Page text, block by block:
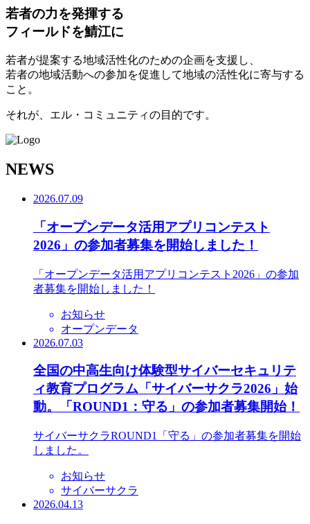
若者の力を発揮する
フィールドを鯖江に
若者が提案する地域活性化のための企画を支援し、
若者の地域活動への参加を促進して地域の活性化に寄与する
こと。
それが、エル・コミュニティの目的です。
NEWS
2026.07.09
「オープンデータ活用アプリコンテスト
2026」の参加者募集を開始しました！
「オープンデータ活用アプリコンテスト2026」の参加
者募集を開始しました！
お知らせ
オープンデータ
2026.07.03
全国の中高生向け体験型サイバーセキュリテ
ィ教育プログラム「サイバーサクラ2026」始
動。「ROUND1：守る」の参加者募集開始！
サイバーサクラROUND1「守る」の参加者募集を開始
しました。
お知らせ
サイバーサクラ
2026.04.13